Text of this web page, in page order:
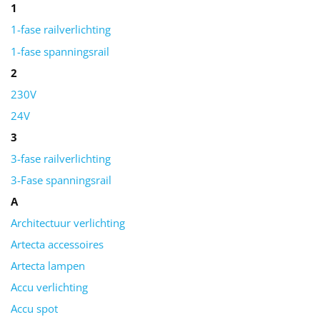
1
1-fase railverlichting
1-fase spanningsrail
2
230V
24V
3
3-fase railverlichting
3-Fase spanningsrail
A
Architectuur verlichting
Artecta accessoires
Artecta lampen
Accu verlichting
Accu spot